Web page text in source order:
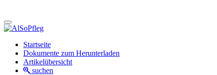
Startseite
Dokumente zum Herunterladen
Artikelübersicht
suchen